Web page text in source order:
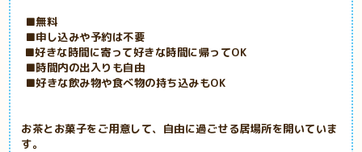
■無料
■申し込みや予約は不要
■好きな時間に寄って好きな時間に帰ってOK
■時間内の出入りも自由
■好きな飲み物や食べ物の持ち込みもOK
お茶とお菓子をご用意して、自由に過ごせる居場所を開いていま
す。